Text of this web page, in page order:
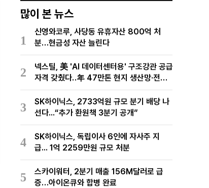
많이 본 뉴스
1
신영와코루, 사당동 유휴자산 800억 처
분…현금성 자산 늘린다
2
넥스틸, 美 'AI 데이터센터용' 구조강관 공급
자격 갖췄다‥年 47만톤 현지 생산망·전미
유통망 구축
3
SK하이닉스, 2733억원 규모 분기 배당 나
선다...“추가 환원책 3분기 공개”
4
SK하이닉스, 독립이사 6인에 자사주 지
급... 1억 2259만원 규모 처분
5
스카이워터, 2분기 매출 156M달러로 급
증…아이온큐와 합병 완료